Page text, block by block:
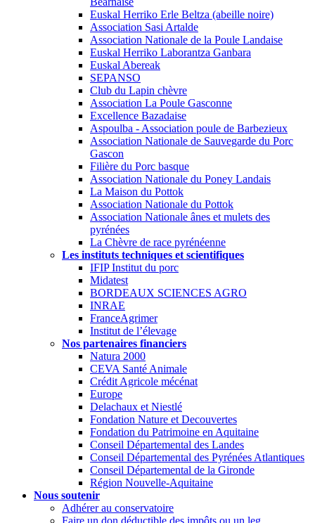
Euskal Herriko Erle Beltza (abeille noire)
Association Sasi Artalde
Association Nationale de la Poule Landaise
Euskal Herriko Laborantza Ganbara
Euskal Abereak
SEPANSO
Club du Lapin chèvre
Association La Poule Gasconne
Excellence Bazadaise
Aspoulba - Association poule de Barbezieux
Association Nationale de Sauvegarde du Porc
Gascon
Filière du Porc basque
Association Nationale du Poney Landais
La Maison du Pottok
Association Nationale du Pottok
Association Nationale ânes et mulets des
pyrénées
La Chèvre de race pyrénéenne
Les instituts techniques et scientifiques
IFIP Institut du porc
Midatest
BORDEAUX SCIENCES AGRO
INRAE
FranceAgrimer
Institut de l’élevage
Nos partenaires financiers
Natura 2000
CEVA Santé Animale
Crédit Agricole mécénat
Europe
Delachaux et Niestlé
Fondation Nature et Decouvertes
Fondation du Patrimoine en Aquitaine
Conseil Départemental des Landes
Conseil Départemental des Pyrénées Atlantiques
Conseil Départemental de la Gironde
Région Nouvelle-Aquitaine
Nous soutenir
Adhérer au conservatoire